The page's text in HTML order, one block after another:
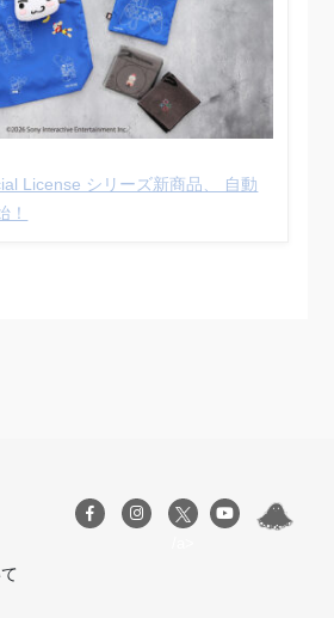
License シリーズ新商品、 自動
！